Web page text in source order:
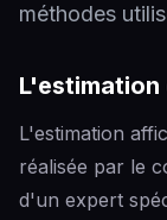
méthodes
L'estimation
réalisée par le
d'un expert